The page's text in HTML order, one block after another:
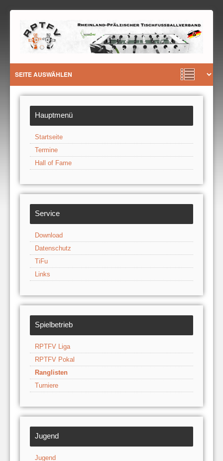
Hauptmenü
Startseite
Termine
Hall of Fame
Service
Download
Datenschutz
TiFu
Links
Spielbetrieb
RPTFV Liga
RPTFV Pokal
Ranglisten
Turniere
Jugend
Jugend